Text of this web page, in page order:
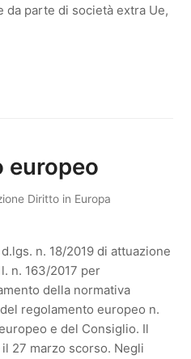
parte di società extra Ue,
europeo
Diritto in Europa
n. 18/2019 di attuazione
n. 163/2017 per
della normativa
regolamento europeo n.
e del Consiglio. Il
27 marzo scorso. Negli